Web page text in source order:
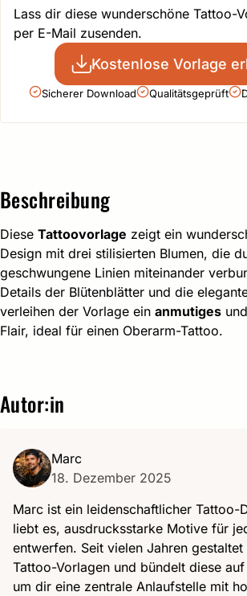
Lass dir diese wunderschöne Tattoo-
per E-Mail zusenden.
Kostenlose Vorlage
Sicherer Download Qualitätsgeprüft
Beschreibung
Diese Tattoovorlage zeigt ein
Design mit drei stilisierten Blumen, die
geschwungene Linien miteinander
Details der Blütenblätter und die
verleihen der Vorlage ein anmutiges und
Flair, ideal für einen Oberarm-Tattoo.
Autor:in
Marc
18. Dezember 2025
Marc ist ein leidenschaftlicher Tattoo-
liebt es, ausdrucksstarke Motive für
entwerfen. Seit vielen Jahren
Tattoo-Vorlagen und bündelt diese
um dir eine zentrale Anlaufstelle mit